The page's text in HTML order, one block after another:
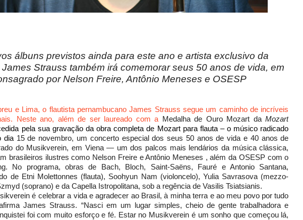
álbuns previstos ainda para este ano e artista exclusivo da
Strauss também irá comemorar seus 50 anos de vida, em
por Nelson Freire, Antônio Meneses e OSESP
e Lima, o flautista pernambucano James Strauss segue um caminho de incríveis
Neste ano, além de ser laureado com a
Medalha de Ouro Mozart daMozart
pela sua gravação da obra completa de Mozart para flauta – o músico radicado
dia 15 de novembro, um concerto especial dos seus 50 anos de vida e 40 anos de
do Musikverein, em Viena — um dos palcos mais lendários da música clássica,
brasileiros ilustres como Nelson Freire e Antônio Meneses , além da OSESP com o
No programa, obras de Bach, Bloch, Saint-Saëns, Fauré e Antonio Santana,
de Etni Molettonnes (flauta), Soohyun Nam (violoncelo), Yulia Savrasova (mezzo-
(soprano) e da Capella Istropolitana, sob a regência de Vasilis Tsiatsianis.
é celebrar a vida e agradecer ao Brasil, à minha terra e ao meu povo por tudo
James Strauss. “Nasci em um lugar simples, cheio de gente trabalhadora e
foi com muito esforço e fé. Estar no Musikverein é um sonho que começou lá,